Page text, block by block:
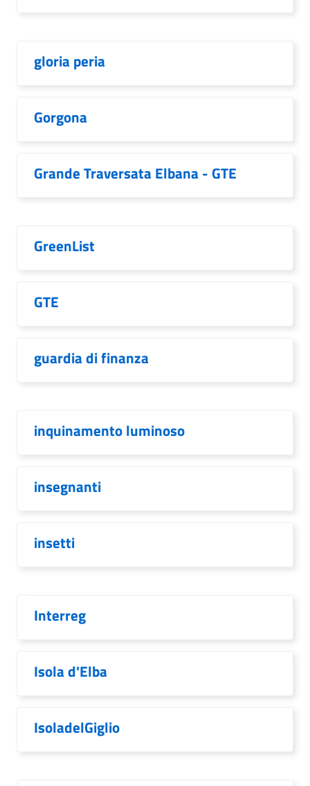
gloria peria
Gorgona
Grande Traversata Elbana - GTE
GreenList
GTE
guardia di finanza
inquinamento luminoso
insegnanti
insetti
Interreg
Isola d'Elba
IsoladelGiglio